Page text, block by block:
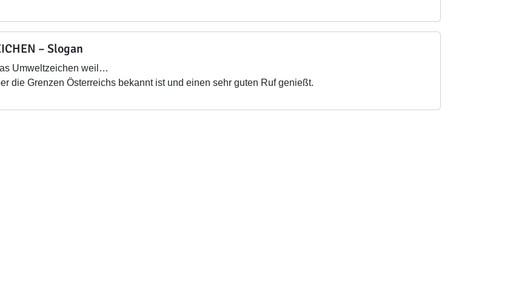
– Slogan
Umweltzeichen weil…
die Grenzen Österreichs bekannt ist und einen sehr guten Ruf genießt.